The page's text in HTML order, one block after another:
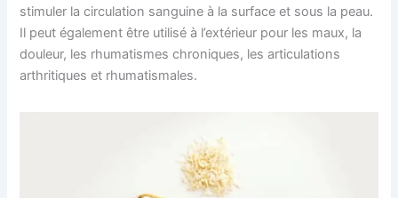
stimuler la circulation sanguine à la surface et sous la peau.
Il peut également être utilisé à l’extérieur pour les maux, la
douleur, les rhumatismes chroniques, les articulations
arthritiques et rhumatismales.